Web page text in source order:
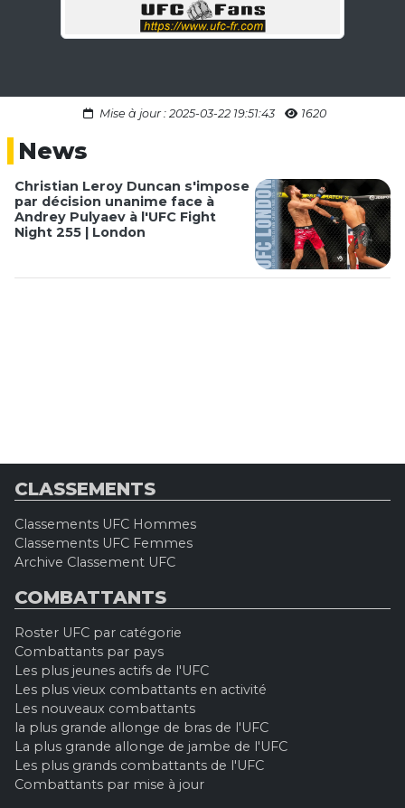
Mise à jour : 2025-03-22 19:51:43 1620
News
Christian Leroy Duncan s'impose
par décision unanime face à
Andrey Pulyaev à l'UFC Fight
Night 255 | London
CLASSEMENTS
Classements UFC Hommes
Classements UFC Femmes
Archive Classement UFC
COMBATTANTS
Roster UFC par catégorie
Combattants par pays
Les plus jeunes actifs de l'UFC
Les plus vieux combattants en activité
Les nouveaux combattants
la plus grande allonge de bras de l'UFC
La plus grande allonge de jambe de l'UFC
Les plus grands combattants de l'UFC
Combattants par mise à jour